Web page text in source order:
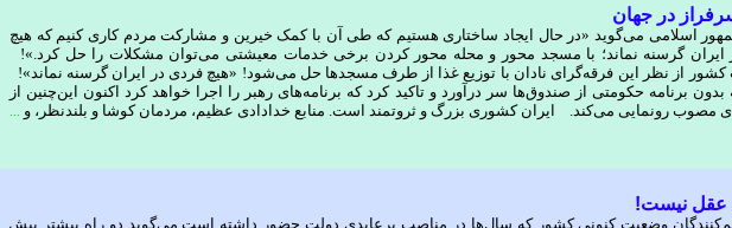
در جهان
اسلامی می‌گوید «در حال ایجاد ساختاری هستیم که طی آن با کمک خیرین و مشارکت مردم کاری کنیم که هیچ
ایران گرسنه نماند؛ با مسجد محور و محله محور کردن برخی خدمات معیشتی می‌توان مشکلات را حل کرد.»!
از نظر این فرقه‌گرای نادان با توزیع غذا از طرف مسجدها حل می‌شود! «هیچ فردی در ایران گرسنه نماند»!
برنامه حکومتی از صندوق‌ها سر درآورد و تاکید کرد که برنامه‌های رهبر را اجرا خواهد کرد اکنون این‌چنین از
مصوب رونمایی می‌کند. ایران کشوری بزرگ و ثروتمند است. منابع خدادادی عظیم، مردمان کوشا و بلندنظر، و ...
عقل نیست!
وضعیت کنونی کشور که سال‌ها در مناصب پرعایدی دولت حضور داشته است می‌گوید دو راه بیشتر پیش